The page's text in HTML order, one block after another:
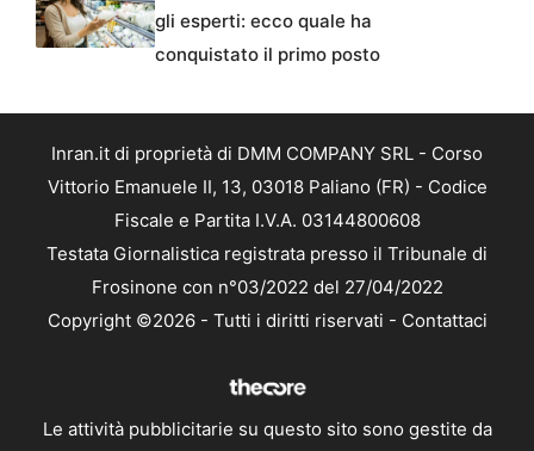
gli esperti: ecco quale ha
conquistato il primo posto
Inran.it di proprietà di DMM COMPANY SRL - Corso
Vittorio Emanuele II, 13, 03018 Paliano (FR) - Codice
Fiscale e Partita I.V.A. 03144800608
Testata Giornalistica registrata presso il Tribunale di
Frosinone con n°03/2022 del 27/04/2022
Copyright ©2026 - Tutti i diritti riservati - Contattaci
Le attività pubblicitarie su questo sito sono gestite da